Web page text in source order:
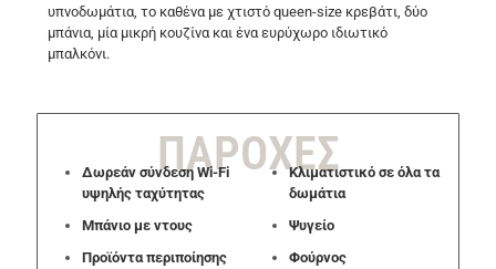
υπνοδωμάτια, το καθένα με χτιστό queen-size κρεβάτι, δύο
μπάνια, μία μικρή κουζίνα και ένα ευρύχωρο ιδιωτικό
μπαλκόνι.
ΠΑΡΟΧΕΣ
Δωρεάν σύνδεση Wi-Fi
υψηλής ταχύτητας
Μπάνιο με ντους
Προϊόντα περιποίησης
Κλιματιστικό σε όλα τα
δωμάτια
Ψυγείο
Φούρνος